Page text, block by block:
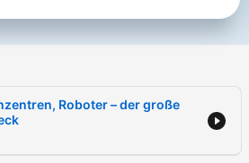
Roboter – der große